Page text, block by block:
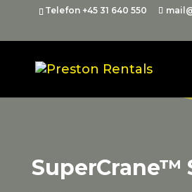
Telefon +45 31 640 550
SuperCrane™